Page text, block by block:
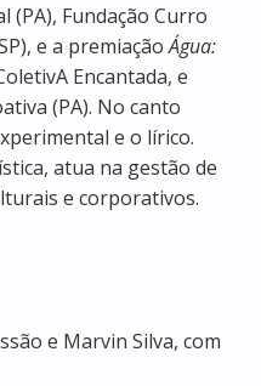
Fundação Curro
e a premiaçãoÁgua:
Encantada, e
(PA). No canto
e o lírico.
atua na gestão de
e corporativos.
e Marvin Silva, com